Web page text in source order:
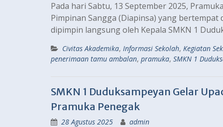
Pada hari Sabtu, 13 September 2025,
Pimpinan Sangga (Diapinsa) yang
dipimpin langsung oleh Kepala SMKN 1
Civitas Akademika, Informasi Sekolah, Kegiatan
penerimaan tamu ambalan, pramuka, SMKN 1
SMKN 1 Duduksampeyan Gelar
Pramuka Penegak
28 Agustus 2025 admin